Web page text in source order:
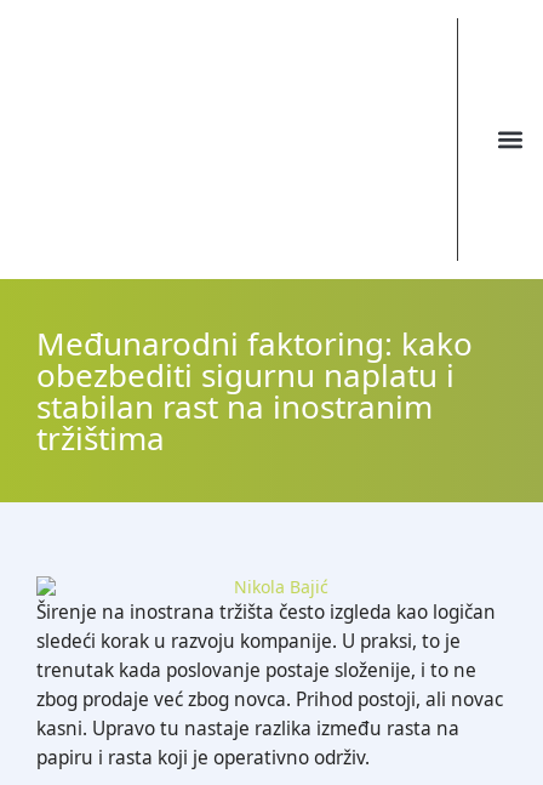
Međunarodni faktoring: kako
obezbediti sigurnu naplatu i
stabilan rast na inostranim
tržištima
Širenje na inostrana tržišta često izgleda kao logičan
sledeći korak u razvoju kompanije. U praksi, to je
trenutak kada poslovanje postaje složenije, i to ne
zbog prodaje već zbog novca. Prihod postoji, ali novac
kasni. Upravo tu nastaje razlika između rasta na
papiru i rasta koji je operativno održiv.